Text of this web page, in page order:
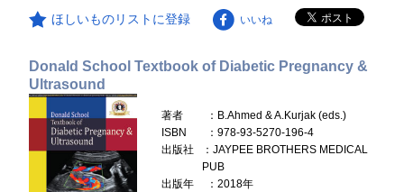
ほしいものリストに登録 いいね
Donald School Textbook of Diabetic Pregnancy &
Ultrasound
著者
：B.Ahmed & A.Kurjak (eds.)
ISBN
：978-93-5270-196-4
出版社
：JAYPEE BROTHERS MEDICAL
PUB
出版年
：2018年